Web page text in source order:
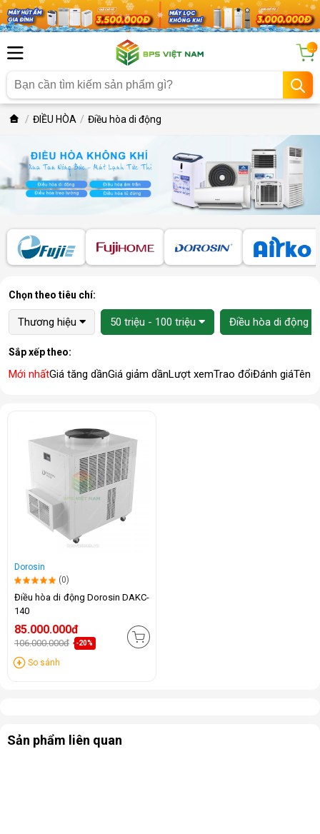
...
ĐIỀU HÒA Điều hòa di động
Chọn theo tiêu chí:
Thương hiệu 50 triệu - 100 triệu Điều hòa di động
Sắp xếp theo:
Mới nhấtGiá tăng dầnGiá giảm dầnLượt xemTrao đổiĐánh giáTên
Dorosin
(0)
Điều hòa di động Dorosin DAKC-
140
85.000.000đ
106.000.000đ -20%
So sánh
Sản phẩm liên quan